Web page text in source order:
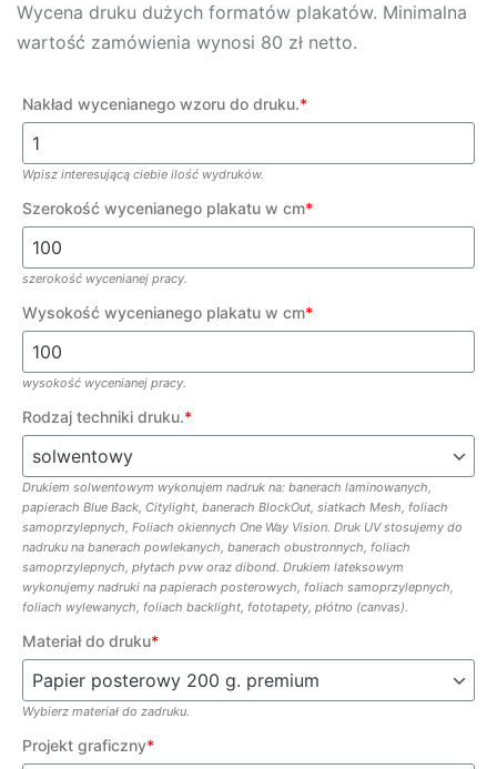
Wycena druku dużych formatów plakatów. Minimalna
wartość zamówienia wynosi 80 zł netto.
Nakład wycenianego wzoru do druku.*
Wpisz interesującą ciebie ilość wydruków.
Szerokość wycenianego plakatu w cm*
szerokość wycenianej pracy.
Wysokość wycenianego plakatu w cm*
wysokość wycenianej pracy.
Rodzaj techniki druku.*
Drukiem solwentowym wykonujem nadruk na: banerach laminowanych,
papierach Blue Back, Citylight, banerach BlockOut, siatkach Mesh, foliach
samoprzylepnych, Foliach okiennych One Way Vision. Druk UV stosujemy do
nadruku na banerach powlekanych, banerach obustronnych, foliach
samoprzylepnych, płytach pvw oraz dibond. Drukiem lateksowym
wykonujemy nadruki na papierach posterowych, foliach samoprzylepnych,
foliach wylewanych, foliach backlight, fototapety, płótno (canvas).
Materiał do druku*
Wybierz materiał do zadruku.
Projekt graficzny*